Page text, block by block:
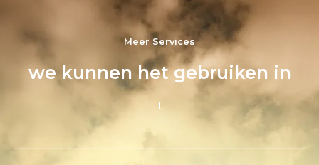
Meer Services
we kunnen het gebruiken in